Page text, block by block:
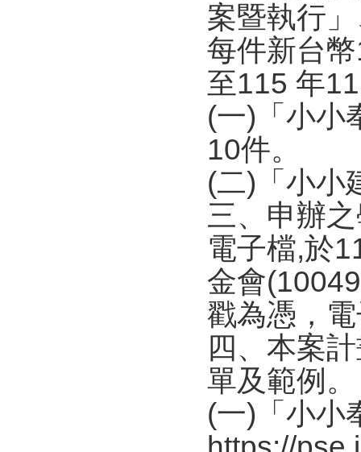
案暨執行
每件新台
至115 年
(一)「小小
10件。
(二)「小小
三、申辦
電子檔,於
金會
戳為憑，
四、本案
單及範例。
(一)「小小